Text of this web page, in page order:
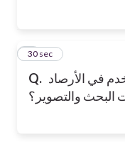
Q. في الأرصاد
البحث والتصوير؟
4
30 sec